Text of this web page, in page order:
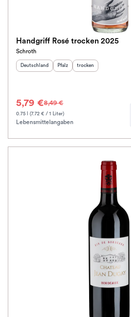
Handgriff Rosé trocken 2025
Schroth
Herkunftsland
Deutschland Herkunftsregion
Pfalz Geschmack
trocken
5,79 €8,49 €
0.75 l (7.72 € / 1 Liter)
Lebensmittelangaben